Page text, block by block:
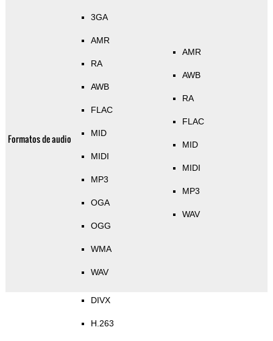
Formatos de audio
3GA
AMR
RA
AWB
FLAC
MID
MIDI
MP3
OGA
OGG
WMA
WAV
AMR
AWB
RA
FLAC
MID
MIDI
MP3
WAV
DIVX
H.263